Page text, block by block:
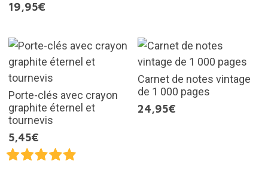
19,95€
Porte-clés avec crayon
graphite éternel et
tournevis
5,45€
Carnet de notes vintage
de 1 000 pages
24,95€